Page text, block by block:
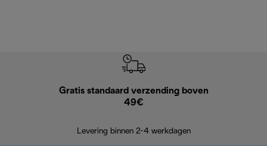
Gratis standaard verzending boven
49€
Levering binnen 2-4 werkdagen